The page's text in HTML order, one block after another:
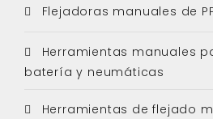
Flejadoras manuales de
Herramientas manuales
batería y neumáticas
Herramientas de flejado